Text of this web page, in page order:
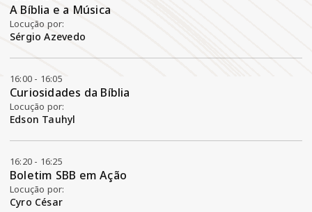
A Bíblia e a Música
Locução por:
Sérgio Azevedo
16:00 - 16:05
Curiosidades da Bíblia
Locução por:
Edson Tauhyl
16:20 - 16:25
Boletim SBB em Ação
Locução por:
Cyro César